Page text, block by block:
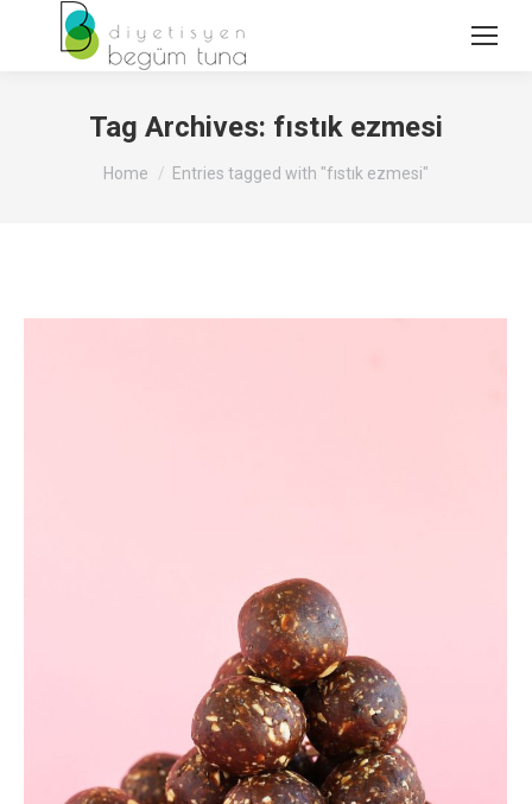
Tag Archives: fıstık ezmesi
You are here:
Home Entries tagged with "fıstık ezmesi"